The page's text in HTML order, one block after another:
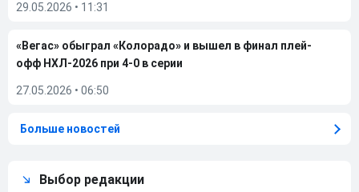
29.05.2026 • 11:31
«Вегас» обыграл «Колорадо» и вышел в финал плей-
офф НХЛ-2026 при 4-0 в серии
27.05.2026 • 06:50
Больше новостей
Выбор редакции